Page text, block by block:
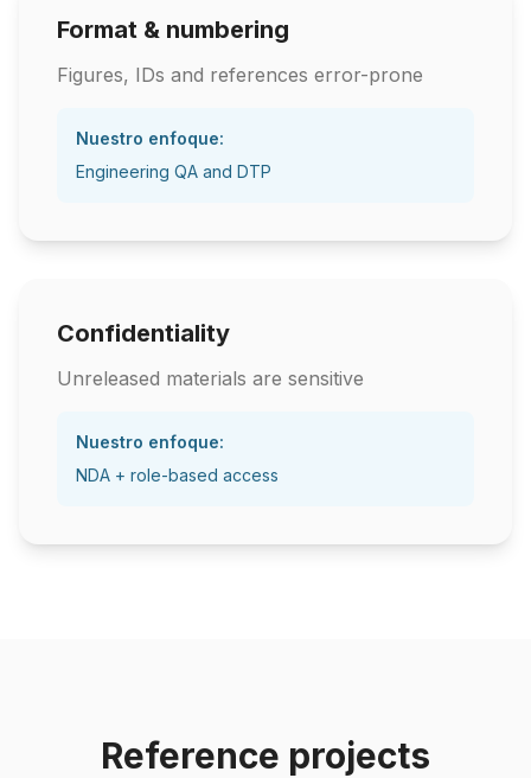
Format & numbering
Figures, IDs and references error-prone
Nuestro enfoque:
Engineering QA and DTP
Confidentiality
Unreleased materials are sensitive
Nuestro enfoque:
NDA + role-based access
Reference projects